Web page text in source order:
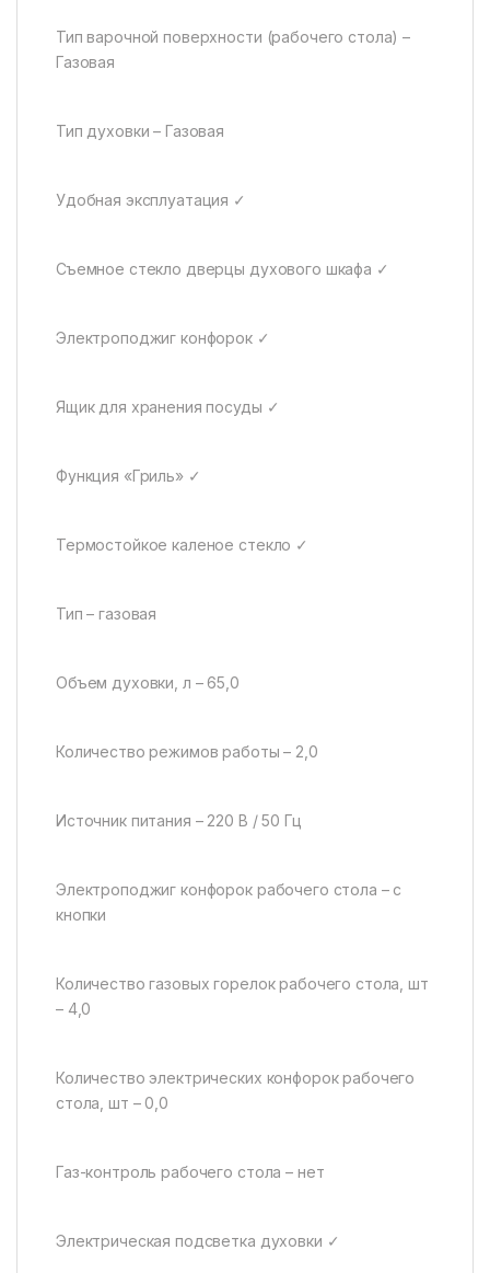
Тип варочной поверхности (рабочего стола) –
Газовая
Тип духовки – Газовая
Удобная эксплуатация ✓
Съемное стекло дверцы духового шкафа ✓
Электроподжиг конфорок ✓
Ящик для хранения посуды ✓
Функция «Гриль» ✓
Термостойкое каленое стекло ✓
Тип – газовая
Объем духовки, л – 65,0
Количество режимов работы – 2,0
Источник питания – 220 B / 50 Гц
Электроподжиг конфорок рабочего стола – с
кнопки
Количество газовых горелок рабочего стола, шт
– 4,0
Количество электрических конфорок рабочего
стола, шт – 0,0
Газ-контроль рабочего стола – нет
Электрическая подсветка духовки ✓